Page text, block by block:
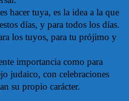
hacer tuya, es la idea a la que
días, y para todos los días.
los tuyos, para tu prójimo y
importancia como para
judaico, con celebraciones
su propio carácter.